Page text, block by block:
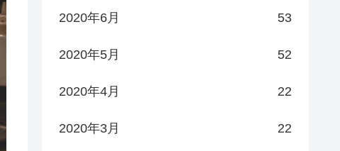
2020年6月 53
2020年5月 52
2020年4月 22
2020年3月 22